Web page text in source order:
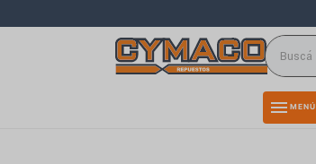
menu MENÚ
close
directions_car